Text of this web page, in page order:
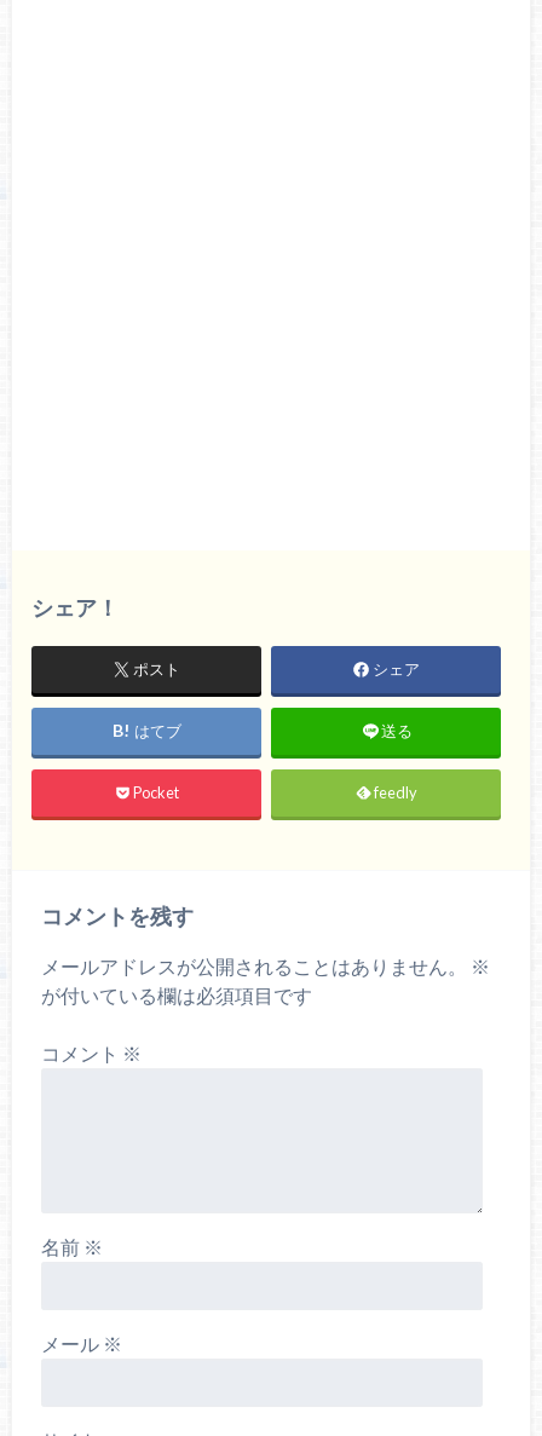
シェア！
ポスト シェア
はてブ 送る
Pocket feedly
コメントを残す
メールアドレスが公開されることはありません。
※
が付いている欄は必須項目です
コメント ※
名前 ※
メール ※